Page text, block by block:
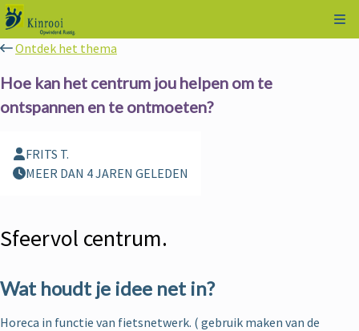
Ontdek het thema
Hoe kan het centrum jou helpen om te
ontspannen en te ontmoeten?
FRITS T.
MEER DAN 4 JAREN GELEDEN
Sfeervol centrum.
Wat houdt je idee net in?
Horeca in functie van fietsnetwerk. ( gebruik maken van de